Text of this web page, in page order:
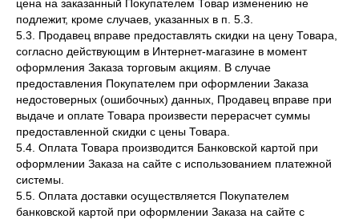
цена на заказанный Покупателем Товар изменению не
подлежит, кроме случаев, указанных в п. 5.3.
5.3. Продавец вправе предоставлять скидки на цену Товара,
согласно действующим в Интернет-магазине в момент
оформления Заказа торговым акциям. В случае
предоставления Покупателем при оформлении Заказа
недостоверных (ошибочных) данных, Продавец вправе при
выдаче и оплате Товара произвести перерасчет суммы
предоставленной скидки с цены Товара.
5.4. Оплата Товара производится Банковской картой при
оформлении Заказа на сайте с использованием платежной
системы.
5.5. Оплата доставки осуществляется Покупателем
банковской картой при оформлении Заказа на сайте с